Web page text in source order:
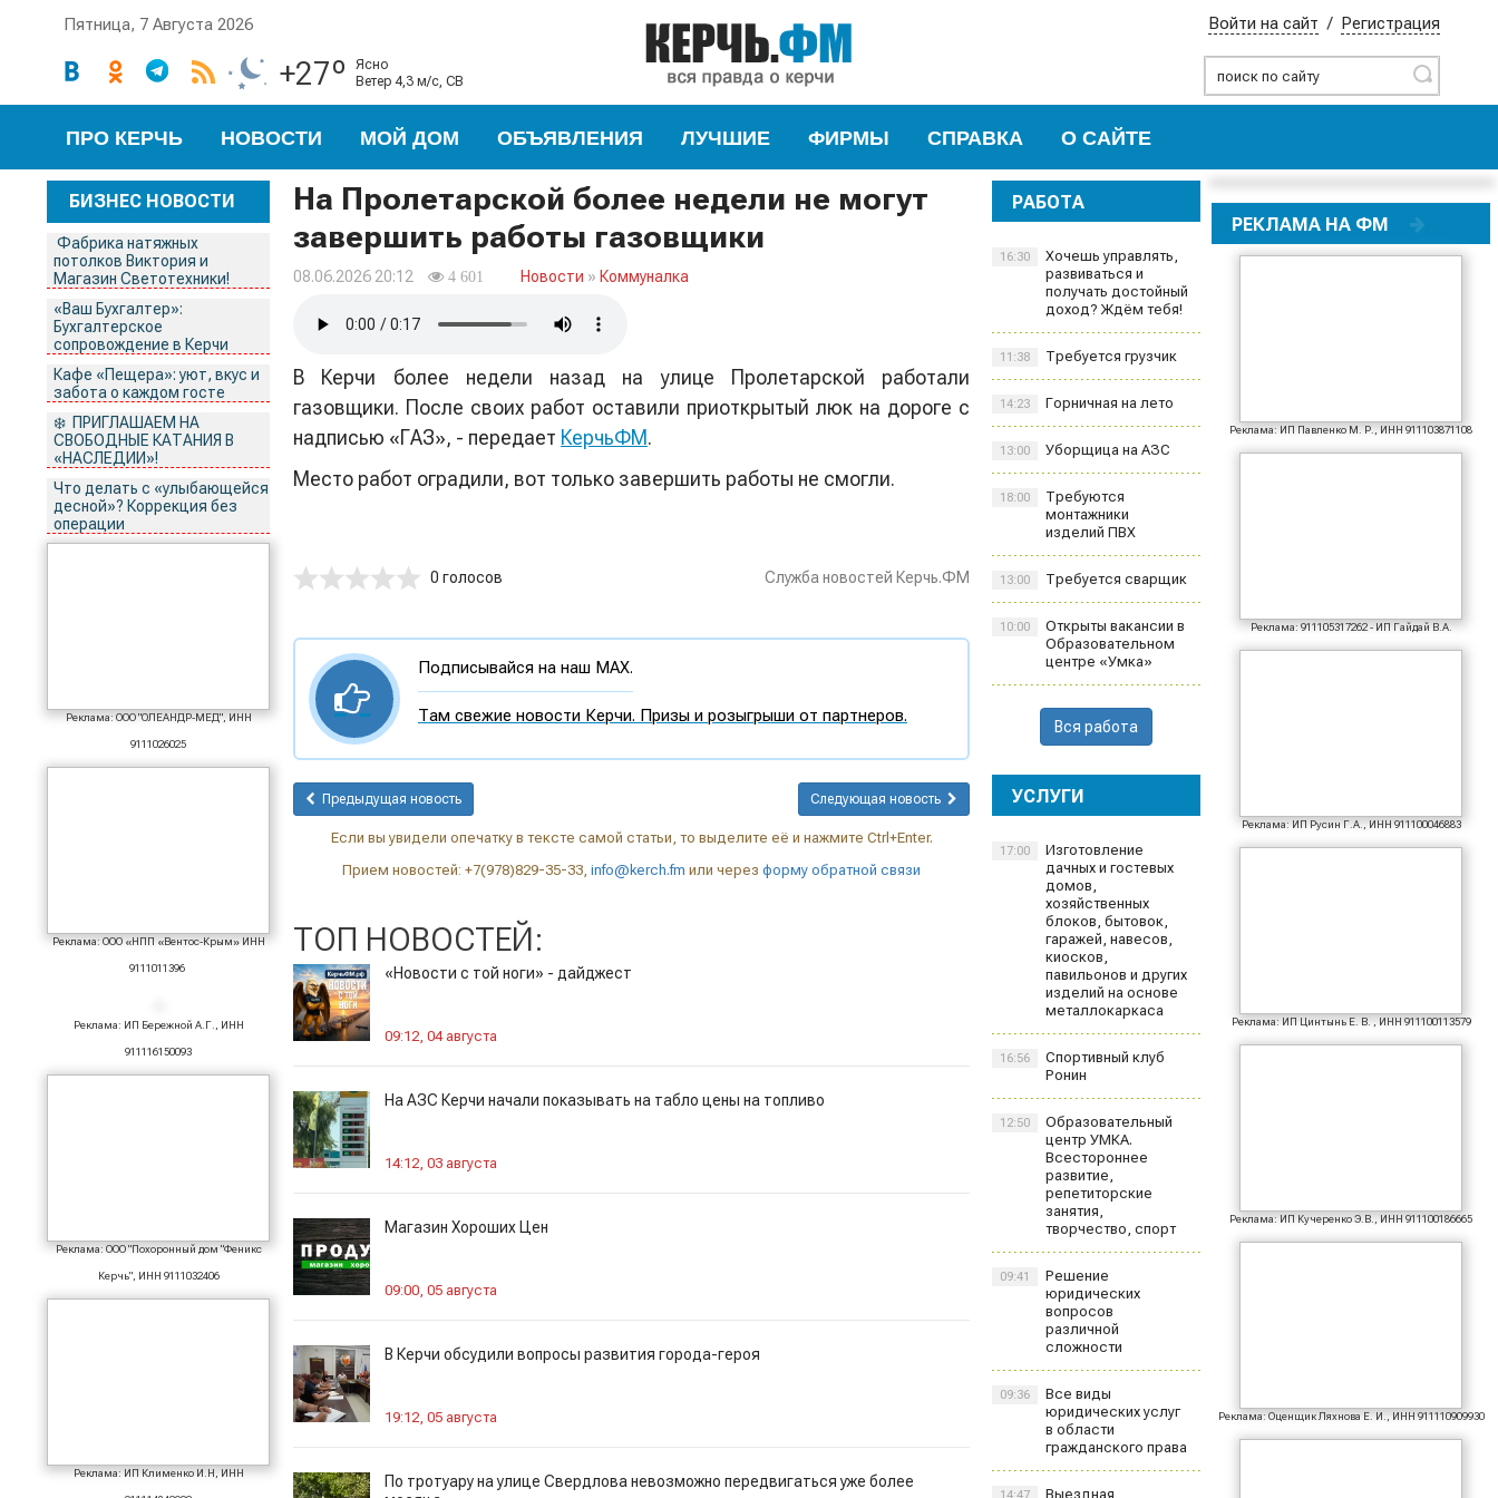
Пятница, 7 Августа 2026
Найти
Войти на сайт / Регистрация
+27º
ясно
ветер 4,3 м/с, СВ
ПРО КЕРЧЬ НОВОСТИ МОЙ ДОМ ОБЪЯВЛЕНИЯ ЛУЧШИЕ ФИРМЫ СПРАВКА О САЙТЕ
БИЗНЕС НОВОСТИ
Фабрика натяжных
потолков Виктория и
Магазин Светотехники!
«Ваш Бухгалтер»:
Бухгалтерское
сопровождение в Керчи
Кафе «Пещера»: уют, вкус и
забота о каждом госте
❄️ ПРИГЛАШАЕМ НА
СВОБОДНЫЕ КАТАНИЯ В
«НАСЛЕДИИ»!
Что делать с «улыбающейся
десной»? Коррекция без
операции
Реклама: ООО "ОЛЕАНДР-МЕД", ИНН
9111026025
Реклама: ООО «НПП «Вентос-Крым» ИНН
9111011396
Реклама: ИП Бережной А.Г., ИНН
911116150093
Реклама: ООО "Похоронный дом "Феникс
Керчь", ИНН 9111032406
Реклама: ИП Клименко И.Н, ИНН
На Пролетарской более недели не могут
завершить работы газовщики
08.06.2026 20:12 4 601 Новости » Коммуналка
В Керчи более недели назад на улице Пролетарской работали
газовщики. После своих работ оставили приоткрытый люк на дороге с
надписью «ГАЗ», - передает КерчьФМ.
Место работ оградили, вот только завершить работы не смогли.
0 голосов Служба новостей Керчь.ФМ
Подписывайся на наш MAX.
Там свежие новости Керчи. Призы и розыгрыши от партнеров.
Предыдущая новость Следующая новость
Если вы увидели опечатку в тексте самой статьи, то выделите её и нажмите Ctrl+Enter.
Прием новостей: +7(978)829-35-33, info@kerch.fm или через форму обратной связи
ТОП НОВОСТЕЙ:
«Новости с той ноги» - дайджест
09:12, 04 августа
На АЗС Керчи начали показывать на табло цены на топливо
14:12, 03 августа
Магазин Хороших Цен
09:00, 05 августа
В Керчи обсудили вопросы развития города-героя
19:12, 05 августа
По тротуару на улице Свердлова невозможно передвигаться уже более
РАБОТА
Хочешь управлять,
развиваться и
получать достойный
доход? Ждём тебя!
16:30
Требуется грузчик
11:38
Горничная на лето
14:23
Уборщица на АЗС
13:00
Требуются
монтажники
изделий ПВХ
18:00
Требуется сварщик
13:00
Открыты вакансии в
Образовательном
центре «Умка»
10:00
Вся работа
УСЛУГИ
Изготовление
дачных и гостевых
домов,
хозяйственных
блоков, бытовок,
гаражей, навесов,
киосков,
павильонов и других
изделий на основе
металлокаркаса
17:00
Спортивный клуб
Ронин
16:56
Образовательный
центр УМКА.
Всестороннее
развитие,
репетиторские
занятия,
творчество, спорт
12:50
Решение
юридических
вопросов
различной
сложности
09:41
Все виды
юридических услуг
в области
гражданского права
09:36
Выездная
РЕКЛАМА НА ФМ
Реклама: ИП Павленко М. Р., ИНН 911103871108
Реклама: 911105317262 - ИП Гайдай В.А.
Реклама: ИП Русин Г.А., ИНН 911100046883
Реклама: ИП Цинтынь Е. В. , ИНН 911100113579
Реклама: ИП Кучеренко Э.В., ИНН 911100186665
Реклама: Оценщик Ляхнова Е. И., ИНН 911110909930